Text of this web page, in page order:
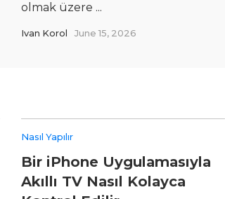
olmak üzere ...
Ivan Korol June 15, 2026
Nasıl Yapılır
Bir iPhone Uygulamasıyla
Akıllı TV Nasıl Kolayca